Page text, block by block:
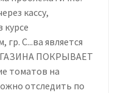
кассу,
С...ва является
ПОКРЫВАЕТ
томатов на
отследить по